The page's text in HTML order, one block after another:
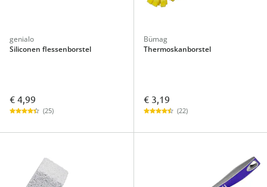
genialo
Siliconen flessenborstel
€ 4,99
(25)
Bümag
Thermoskanborstel
€ 3,19
(22)